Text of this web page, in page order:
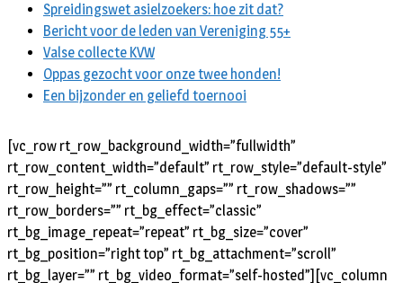
Spreidingswet asielzoekers: hoe zit dat?
Bericht voor de leden van Vereniging 55+
Valse collecte KVW
Oppas gezocht voor onze twee honden!
Een bijzonder en geliefd toernooi
[vc_row rt_row_background_width=”fullwidth”
rt_row_content_width=”default” rt_row_style=”default-style”
rt_row_height=”” rt_column_gaps=”” rt_row_shadows=””
rt_row_borders=”” rt_bg_effect=”classic”
rt_bg_image_repeat=”repeat” rt_bg_size=”cover”
rt_bg_position=”right top” rt_bg_attachment=”scroll”
rt_bg_layer=”” rt_bg_video_format=”self-hosted”][vc_column